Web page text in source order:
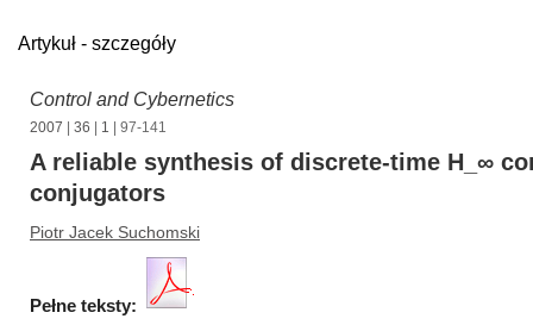
Artykuł - szczegóły
Control and Cybernetics
2007 36 1 | 97-141
A reliable synthesis of discrete-time H_∞
conjugators
Piotr Jacek Suchomski
Pełne teksty: